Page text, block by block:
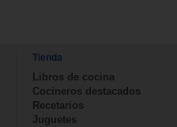
Tienda
Libros de cocina
Cocineros destacados
Recetarios
Juguetes